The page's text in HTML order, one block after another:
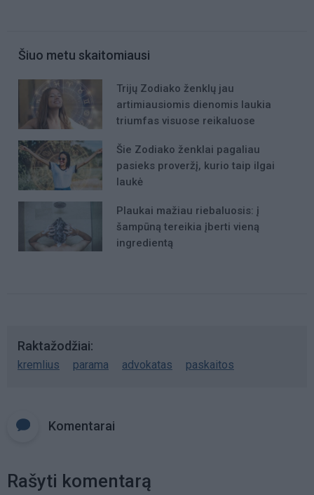
Šiuo metu skaitomiausi
Trijų Zodiako ženklų jau
artimiausiomis dienomis laukia
triumfas visuose reikaluose
Šie Zodiako ženklai pagaliau
pasieks proveržį, kurio taip ilgai
laukė
Plaukai mažiau riebaluosis: į
šampūną tereikia įberti vieną
ingredientą
Raktažodžiai
kremlius parama advokatas paskaitos
Komentarai
Rašyti komentarą